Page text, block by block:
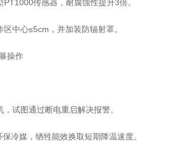
传感器，耐腐蚀性提升3倍。
中心≤5cm，并加装防辐射罩。
操作
试图通过断电重启解决报警。
媒，牺牲能效换取短期降温速度。